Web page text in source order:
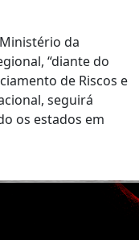
da
“diante do
de Riscos e
seguirá
os estados em